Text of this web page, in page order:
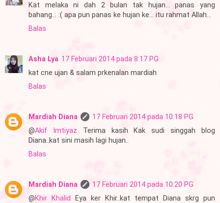
Kat melaka ni dah 2 bulan tak hujan... panas yang
bahang... :( apa pun panas ke hujan ke... itu rahmat Allah...
Balas
Asha Lya 17 Februari 2014 pada 8:17 PG
kat cne ujan & salam prkenalan mardiah
Balas
Mardiah Diana
17 Februari 2014 pada 10:18 PG
@Akif Imtiyaz Terima kasih Kak sudi singgah blog
Diana..kat sini masih lagi hujan..
Balas
Mardiah Diana
17 Februari 2014 pada 10:20 PG
@Khir Khalid
Eya ker Khir..kat tempat Diana skrg pun